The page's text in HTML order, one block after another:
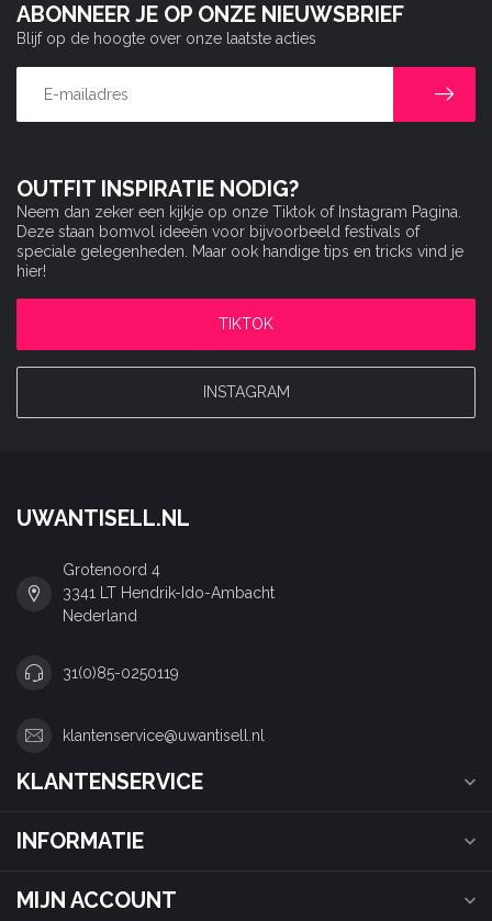
OUTFIT INSPIRATIE NODIG?
Neem dan zeker een kijkje op onze Tiktok of Instagram Pagina.
Deze staan bomvol ideeën voor bijvoorbeeld festivals of
speciale gelegenheden. Maar ook handige tips en tricks vind je
hier!
TIKTOK
INSTAGRAM
ABONNEER JE OP ONZE NIEUWSBRIEF
Blijf op de hoogte over onze laatste acties
UWANTISELL.NL
Grotenoord 4
3341 LT Hendrik-Ido-Ambacht
Nederland
31(0)85-0250119
klantenservice@uwantisell.nl
KLANTENSERVICE
INFORMATIE
MIJN ACCOUNT